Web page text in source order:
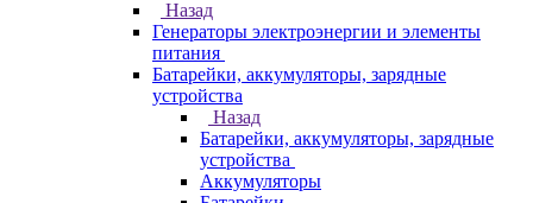
Назад
Генераторы электроэнергии и элементы
питания
Батарейки, аккумуляторы, зарядные
устройства
Назад
Батарейки, аккумуляторы, зарядные
устройства
Аккумуляторы